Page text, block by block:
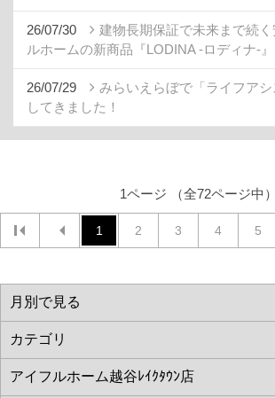
26/07/30
建物長期保証で未来まで続
ルホームの新商品『LODINA -ロディナ-』
26/07/29
みらいえらぼで「ライフア
してきました！
1ページ （全72ページ中）
1 2 3 4 5